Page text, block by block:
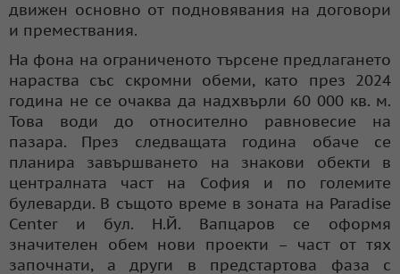
движен основно от подновявания на договори
и премествания.
На фона на ограниченото търсене предлагането
нараства със скромни обеми, като през 2024
година не се очаква да надхвърли 60 000 кв. м.
Това води до относително равновесие на
пазара. През следващата година обаче се
планира завършването на знакови обекти в
централната част на София и по големите
булеварди. В същото време в зоната на Paradise
Center и бул. Н.Й. Вапцаров се оформя
значителен обем нови проекти – част от тях
започнати, а други в предстартова фаза с